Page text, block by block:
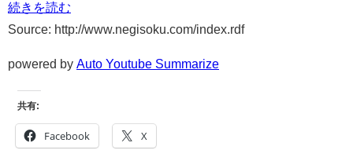
続きを読む
Source: http://www.negisoku.com/index.rdf
powered by Auto Youtube Summarize
共有:
Facebook X